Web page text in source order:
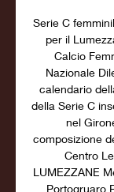
Serie C
per il
Calcio
Nazionale
calendario
della Serie C
nel
composizione
Centro
LUMEZZANE
Portogruaro